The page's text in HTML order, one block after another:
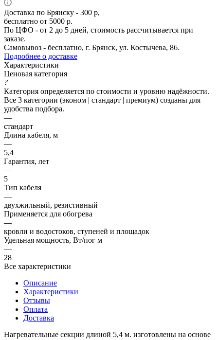
Доставка по Брянску - 300 р,
бесплатно от 5000 р.
По ЦФО - от 2 до 5 дней, стоимость рассчитывается при
заказе.
Самовывоз - бесплатно, г. Брянск, ул. Костычева, 86.
Подробнее о доставке
Характеристики
Ценовая категория
?
Категория определяется по стоимости и уровню надёжности.
Все 3 категории (эконом | стандарт | премиум) созданы для
удобства подбора.
—
стандарт
Длина кабеля, м
—
5,4
Гарантия, лет
—
5
Тип кабеля
—
двухжильный, резистивный
Применяется для обогрева
—
кровли и водостоков, ступеней и площадок
Удельная мощность, Вт/пог м
—
28
Все характеристики
Описание
Характеристики
Отзывы
Оплата
Доставка
Нагревательные секции длиной 5,4 м. изготовлены на основе